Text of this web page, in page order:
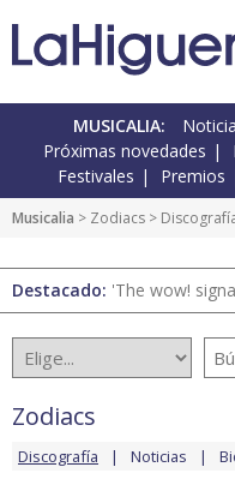
MUSICALIA:
Próximas novedades
Festivales
Premios
Musicalia > Zodiacs >
Destacado: 'The wow!
Zodiacs
Discografía Noticias